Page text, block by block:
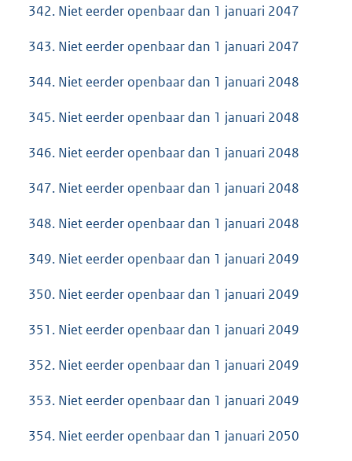
342. Niet eerder openbaar dan 1 januari 2047
343. Niet eerder openbaar dan 1 januari 2047
344. Niet eerder openbaar dan 1 januari 2048
345. Niet eerder openbaar dan 1 januari 2048
346. Niet eerder openbaar dan 1 januari 2048
347. Niet eerder openbaar dan 1 januari 2048
348. Niet eerder openbaar dan 1 januari 2048
349. Niet eerder openbaar dan 1 januari 2049
350. Niet eerder openbaar dan 1 januari 2049
351. Niet eerder openbaar dan 1 januari 2049
352. Niet eerder openbaar dan 1 januari 2049
353. Niet eerder openbaar dan 1 januari 2049
354. Niet eerder openbaar dan 1 januari 2050